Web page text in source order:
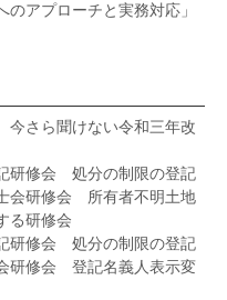
アプローチと実務対応」
さら聞けない令和三年改
研修会 処分の制限の登記
会研修会 所有者不明土地
る研修会
研修会 処分の制限の登記
研修会 登記名義人表示変